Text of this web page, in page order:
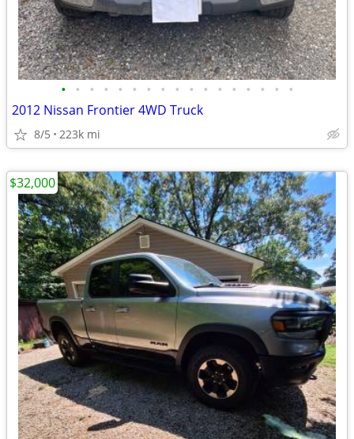
• • • • • • • • • • • • • • • • •
2012 Nissan Frontier 4WD Truck
8/5 223k mi
$32,000